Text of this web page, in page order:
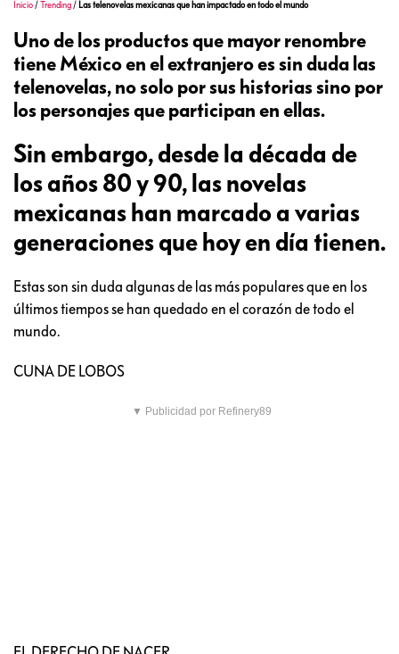
Inicio /Trending / Las telenovelas mexicanas que han impactado en todo el mundo
Uno de los productos que mayor renombre
tiene México en el extranjero es sin duda las
telenovelas, no solo por sus historias sino por
los personajes que participan en ellas.
Sin embargo, desde la década de
los años 80 y 90, las novelas
mexicanas han marcado a varias
generaciones que hoy en día tienen.
Estas son sin duda algunas de las más populares que en los
últimos tiempos se han quedado en el corazón de todo el
mundo.
CUNA DE LOBOS
▼ Publicidad por Refinery89